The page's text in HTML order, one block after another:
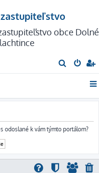
obce Dolné
ľ
d
ť
odoslané k vám týmto portálom?